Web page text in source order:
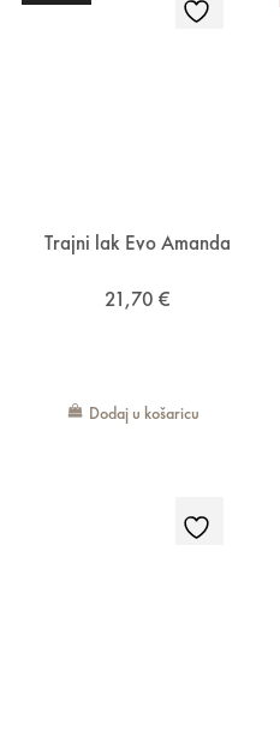
Trajni lak Evo Amanda
21,70 €
Dodaj u košaricu